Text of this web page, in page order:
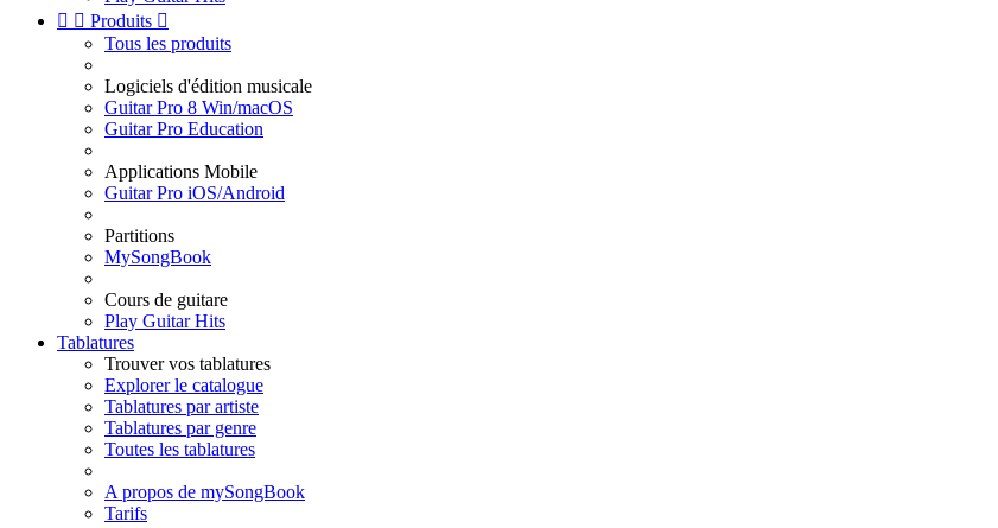
  Produits 
Tous les produits
Logiciels d'édition musicale
Guitar Pro 8 Win/macOS
Guitar Pro Education
Applications Mobile
Guitar Pro iOS/Android
Partitions
MySongBook
Cours de guitare
Play Guitar Hits
Tablatures
Trouver vos tablatures
Explorer le catalogue
Tablatures par artiste
Tablatures par genre
Toutes les tablatures
A propos de mySongBook
Tarifs